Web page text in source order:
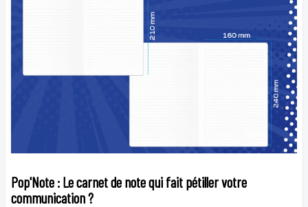
Pop'Note : Le carnet de note qui fait pétiller votre
communication ?